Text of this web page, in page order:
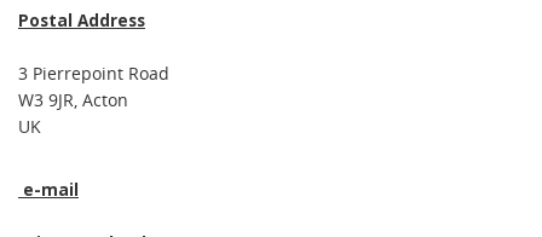
Postal Address
3 Pierrepoint Road
W3 9JR, Acton
UK
e-mail